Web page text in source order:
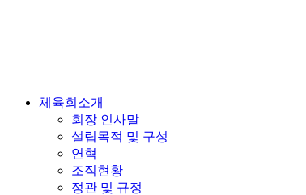
체육회소개
회장 인사말
설립목적 및 구성
연혁
조직현황
정관 및 규정